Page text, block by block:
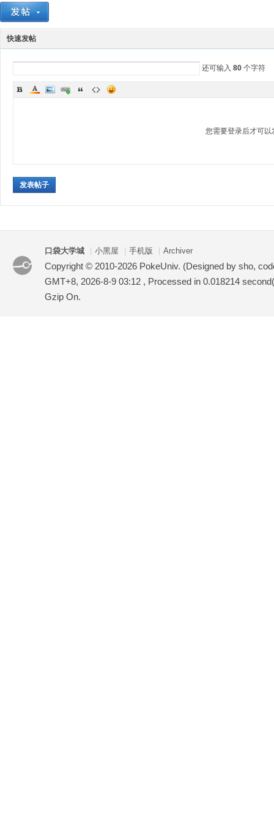
快速发帖
还可输入 80 个字符
您需要登录后才可
发表帖子
口袋大学城 小黑屋 手机版 Archiver
Copyright © 2010-2026 PokeUniv. (Designed by sho,
GMT+8, 2026-8-9 03:12 , Processed in 0.018214
Gzip On.